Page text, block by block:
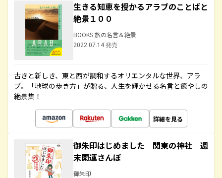
生きる知恵を授かるアラブのことばと
絶景１００
BOOKS 旅の名言＆絶景
2022.07.14 発売
古きと新しき、東と西が調和するオリエンタルな世界、アラ
ブ。「地球の歩き方」が贈る、人生を輝かせる名言と癒やしの
絶景集！
詳細を見る
御朱印はじめました 関東の神社 週
末開運さんぽ
御朱印